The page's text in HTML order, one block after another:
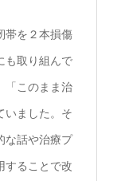
帯を２本損傷
も取り組んで
「このまま治
いました。そ
な話や治療プ
することで改